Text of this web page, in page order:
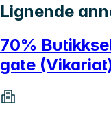
Lignende
70%
gate